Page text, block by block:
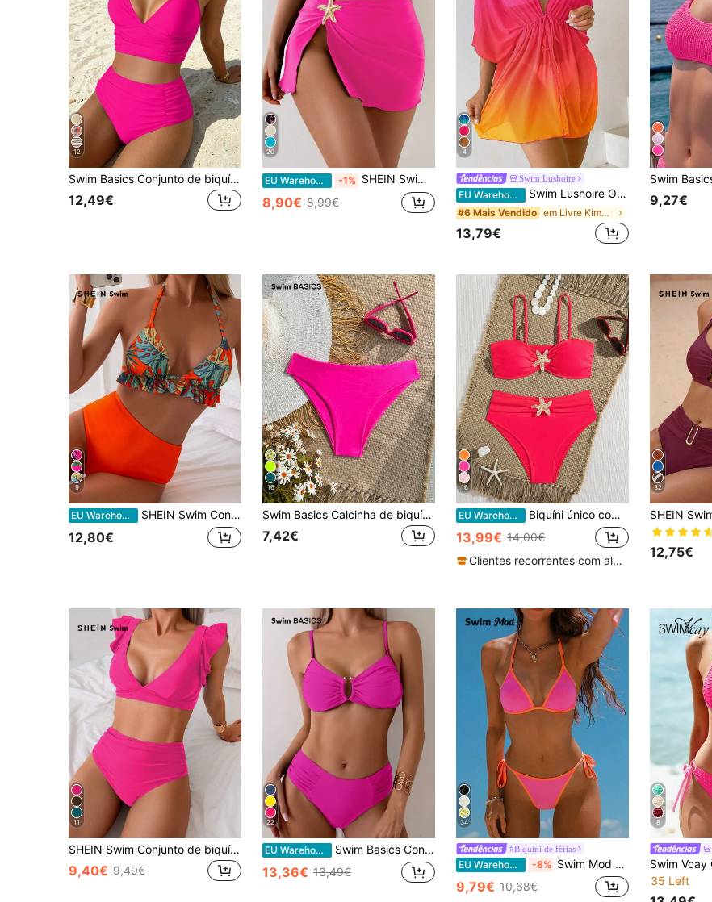
12
Swim Basics Conjunto de biquíni para praia e férias para mulher, 2 peças, cor lisa, top com alças nos ombros e costas nuas, parte de baixo de cintura alta com acessórios dourados
12,49€
20
EU Warehouse -1% SHEIN Swim 1 peça saída de praia feminina sexy de cor sólida com detalhes em estrela do mar na lateral, adequada para férias
8,90€ 8,99€
4
Swim Lushoire
EU Warehouse Swim Lushoire Ombre Cintura Com Cordão Manga De Asa De Morcego Malha Quimono
#6 Mais Vendido em Livre Kimonos Mulheres
13,79€
9,27€
9
EU Warehouse SHEIN Swim Conjunto De Biquíni Superior Halter De Estampa Tropical E Inferior De Triângulo De Cor Sólida Para Mulheres
12,80€
16
Swim Basics Calcinha de biquíni minimalista feminina de cor sólida
7,42€
16
EU Warehouse Biquíni único com estampado de estrela-do-mar sólido, efeito emagrecedor com controlo da barriga, detalhes confortáveis e chiques, fato de banho elegante de férias para praia e festas na piscina de verão
13,99€ 14,00€
Clientes recorrentes com alta taxa de retorno
32
12,75€
11
SHEIN Swim Conjunto de biquíni sexy feminino com babados e cor sólida para férias na praia e verão
9,40€ 9,49€
22
EU Warehouse Swim Basics Conjunto de 2 peças de sutiã cami franzido de cor sólida e calcinha de biquíni de cintura alta
13,36€ 13,49€
34
#Biquíni de férias
EU Warehouse -8% Swim Mod Moda Praia Feminina Primavera/Verão 2026, Conjunto de Biquíni Fio Dental com Alças Finas, Decote Halter, Bloco de Cores Azul e Branco, Sexy para Férias, Amarração Lateral, Rosa
9,79€ 10,68€
8
35 Left